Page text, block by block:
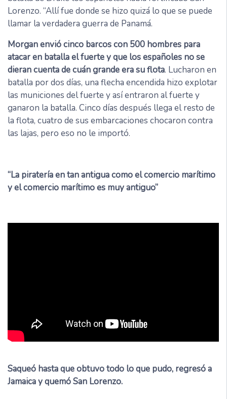
Lorenzo. “Allí fue donde se hizo quizá lo que se puede
llamar la verdadera guerra de Panamá.
Morgan envió cinco barcos con 500 hombres para
atacar en batalla el fuerte y que los españoles no se
dieran cuenta de cuán grande era su flota. Lucharon en
batalla por dos días, una flecha encendida hizo explotar
las municiones del fuerte y así entraron al fuerte y
ganaron la batalla. Cinco días después llega el resto de
la flota, cuatro de sus embarcaciones chocaron contra
las lajas, pero eso no le importó.
“La piratería en tan antigua como el comercio marítimo
y el comercio marítimo es muy antiguo”
Saqueó hasta que obtuvo todo lo que pudo, regresó a
Jamaica y quemó San Lorenzo.